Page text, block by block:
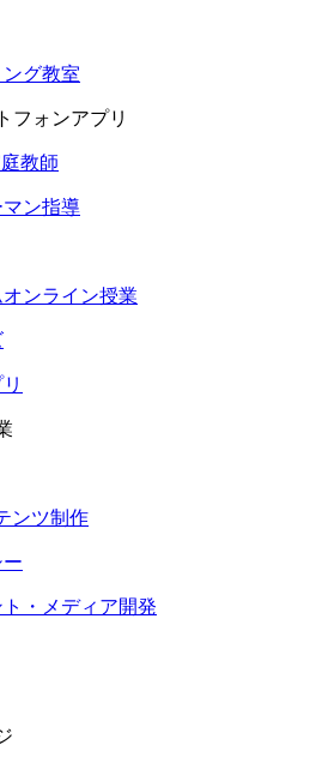
グ教室
フォンアプリ
教師
ン指導
ンライン授業
ンツ制作
・メディア開発